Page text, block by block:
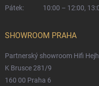
Pátek:
10:00 – 12:00,
SHOWROOM PRAHA
Partnerský showroom Hifi
K Brusce 281/9
160 00 Praha 6